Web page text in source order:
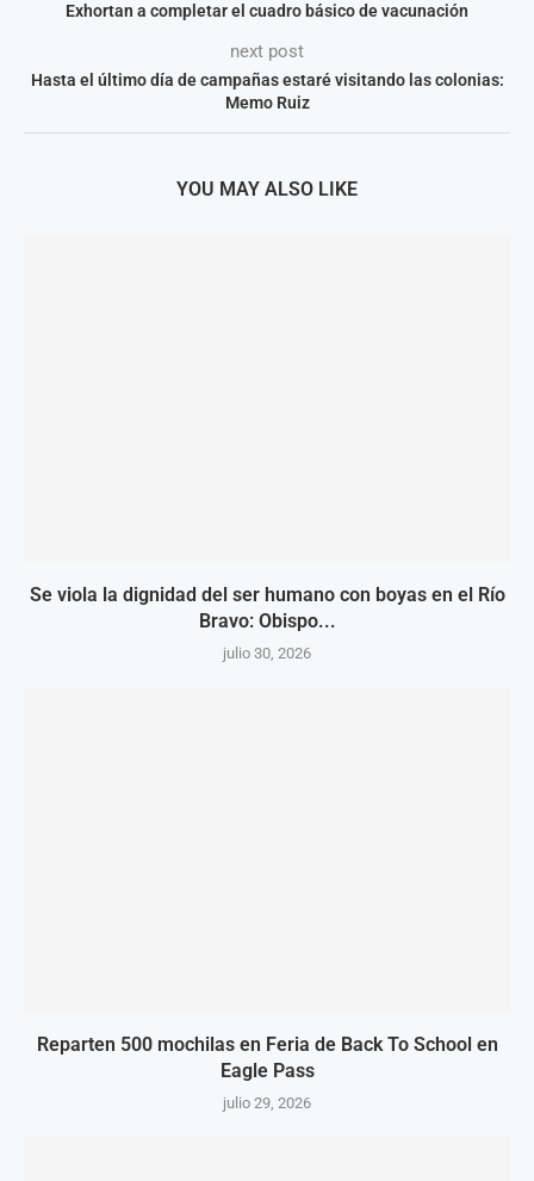
Exhortan a completar el cuadro básico de vacunación
next post
Hasta el último día de campañas estaré visitando las colonias:
Memo Ruiz
YOU MAY ALSO LIKE
Se viola la dignidad del ser humano con boyas en el Río
Bravo: Obispo...
julio 30, 2026
Reparten 500 mochilas en Feria de Back To School en
Eagle Pass
julio 29, 2026